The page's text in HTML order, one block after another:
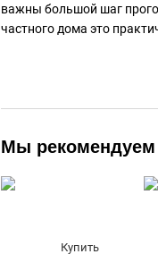
важны большой шаг
частного дома это
Мы рекомендуем